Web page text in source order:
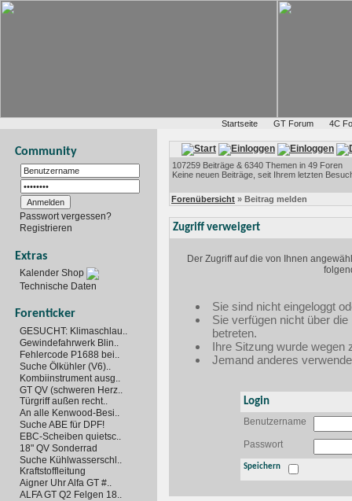
Startseite GT Forum 4C
Community
Passwort vergessen?
Registrieren
Extras
Kalender Shop
Technische Daten
Forenticker
GESUCHT: Klimaschlau..
Gewindefahrwerk Blin..
Fehlercode P1688 bei..
Suche Ölkühler (V6)..
Kombiinstrument ausg..
GT QV (schweren Herz..
Türgriff außen recht..
An alle Kenwood-Besi..
Suche ABE für DPF!
EBC-Scheiben quietsc..
18" QV Sonderrad
Suche Kühlwasserschl..
Kraftstoffleitung
Aigner Uhr Alfa GT #..
ALFA GT Q2 Felgen 18..
107259 Beiträge & 6340 Themen in 49 Foren
Keine neuen Beiträge, seit Ihrem letzten
Forenübersicht » Beitrag melden
Zugriff verweigert
Der Zugriff auf die von Ihnen
Sie sind nicht eingeloggt
Sie verfügen nicht über
betreten.
Ihre Sitzung wurde wegen
Jemand anderes
Login
Benutzername
Passwort
Speichern